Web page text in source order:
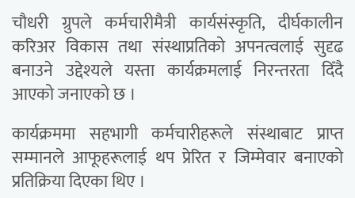
चौधरी ग्रुपले कर्मचारीमैत्री कार्यसंस्कृति, दीर्घकालीन
करिअर विकास तथा संस्थाप्रतिको अपनत्वलाई सुदृढ
बनाउने उद्देश्यले यस्ता कार्यक्रमलाई निरन्तरता दिँदै
आएको जनाएको छ ।
कार्यक्रममा सहभागी कर्मचारीहरूले संस्थाबाट प्राप्त
सम्मानले आफूहरूलाई थप प्रेरित र जिम्मेवार बनाएको
प्रतिक्रिया दिएका थिए ।